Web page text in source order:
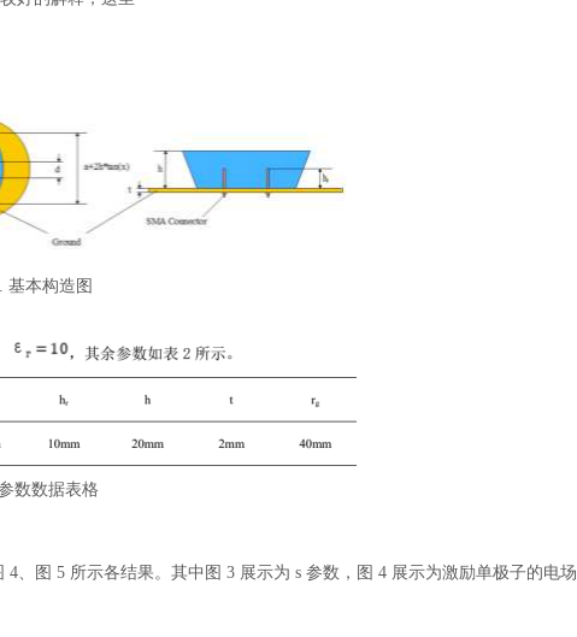
. 基本构造图
数数据表格
、图 5 所示各结果。其中图 3 展示为 s 参数，图 4 展示为激励单极子的电场